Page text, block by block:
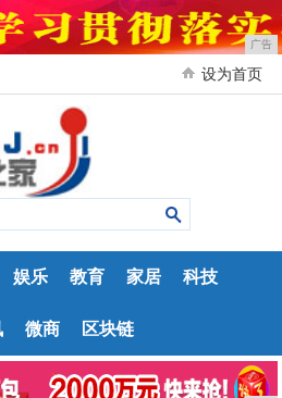
广告
设为首页
娱乐 教育 家居 科技
微商 区块链